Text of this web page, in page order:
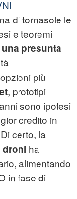
di tornasole le
e teoremi
presunta
più
, prototipi
sono ipotesi
credito in
certo, la
droni ha
alimentando
in fase di